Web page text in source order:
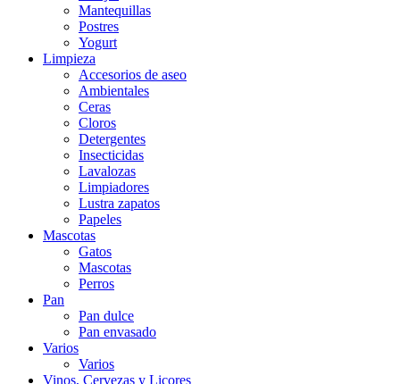
Mantequillas
Postres
Yogurt
Limpieza
Accesorios de aseo
Ambientales
Ceras
Cloros
Detergentes
Insecticidas
Lavalozas
Limpiadores
Lustra zapatos
Papeles
Mascotas
Gatos
Mascotas
Perros
Pan
Pan dulce
Pan envasado
Varios
Varios
Vinos, Cervezas y Licores